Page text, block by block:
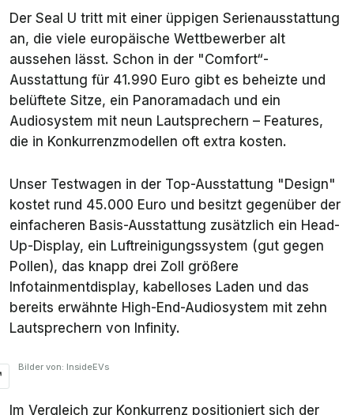
Der Seal U tritt mit einer üppigen Serienausstattung
an, die viele europäische Wettbewerber alt
aussehen lässt. Schon in der "Comfort“-
Ausstattung für 41.990 Euro gibt es beheizte und
belüftete Sitze, ein Panoramadach und ein
Audiosystem mit neun Lautsprechern – Features,
die in Konkurrenzmodellen oft extra kosten.
Unser Testwagen in der Top-Ausstattung "Design"
kostet rund 45.000 Euro und besitzt gegenüber der
einfacheren Basis-Ausstattung zusätzlich ein Head-
Up-Display, ein Luftreinigungssystem (gut gegen
Pollen), das knapp drei Zoll größere
Infotainmentdisplay, kabelloses Laden und das
bereits erwähnte High-End-Audiosystem mit zehn
Lautsprechern von Infinity.
Bilder von: InsideEVs
Im Vergleich zur Konkurrenz positioniert sich der